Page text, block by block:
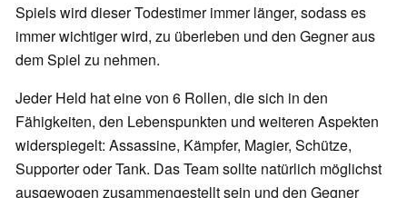
Spiels wird dieser Todestimer immer länger, sodass es
immer wichtiger wird, zu überleben und den Gegner aus
dem Spiel zu nehmen.
Jeder Held hat eine von 6 Rollen, die sich in den
Fähigkeiten, den Lebenspunkten und weiteren Aspekten
widerspiegelt: Assassine, Kämpfer, Magier, Schütze,
Supporter oder Tank. Das Team sollte natürlich möglichst
ausgewogen zusammengestellt sein und den Gegner